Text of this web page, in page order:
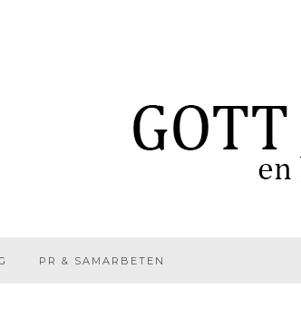
PR & SAMARBETEN